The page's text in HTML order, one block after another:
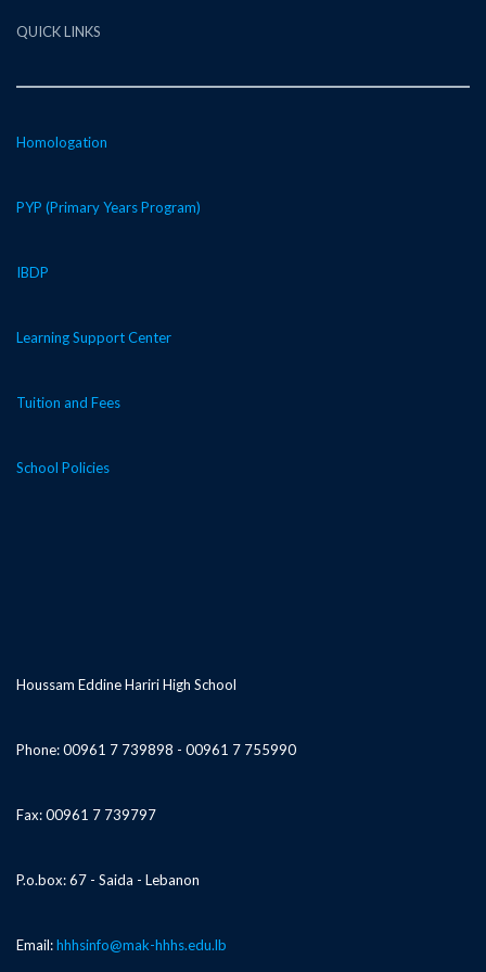
QUICK LINKS
Homologation
PYP (Primary Years Program)
IBDP
Learning Support Center
Tuition and Fees
School Policies
Houssam Eddine Hariri High School
Phone: 00961 7 739898 - 00961 7 755990
Fax: 00961 7 739797
P.o.box: 67 - Saida - Lebanon
Email:hhhsinfo@mak-hhhs.edu.lb